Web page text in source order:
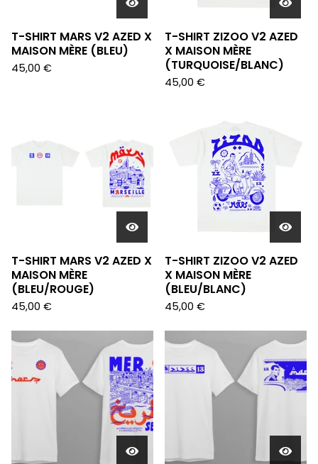
T-SHIRT MARS V2 AZED X
MAISON MÈRE (BLEU)
45,00 €
T-SHIRT ZIZOO V2 AZED
X MAISON MÈRE
(TURQUOISE/BLANC)
45,00 €
T-SHIRT MARS V2 AZED X
MAISON MÈRE
(BLEU/ROUGE)
45,00 €
T-SHIRT ZIZOO V2 AZED
X MAISON MÈRE
(BLEU/BLANC)
45,00 €